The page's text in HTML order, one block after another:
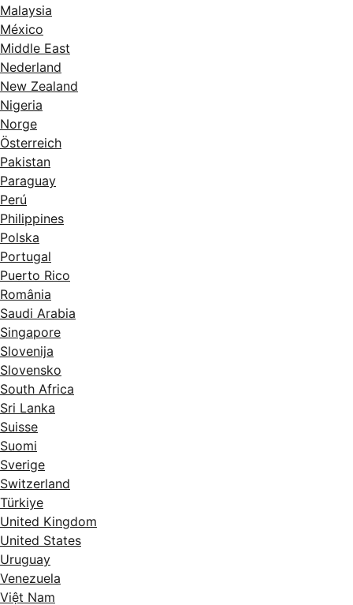
Malaysia
México
Middle East
Nederland
New Zealand
Nigeria
Norge
Österreich
Pakistan
Paraguay
Perú
Philippines
Polska
Portugal
Puerto Rico
România
Saudi Arabia
Singapore
Slovenija
Slovensko
South Africa
Sri Lanka
Suisse
Suomi
Sverige
Switzerland
Türkiye
United Kingdom
United States
Uruguay
Venezuela
Việt Nam